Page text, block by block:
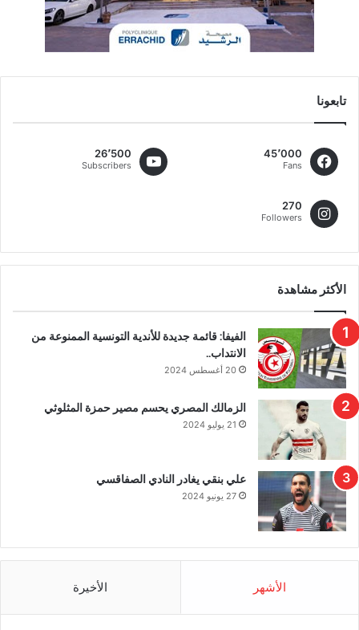
تابعونا
45٬000
Fans
26٬500
Subscribers
270
Followers
الأكثر مشاهدة
الفيفا: قائمة جديدة للأندية التونسية الممنوعة من
الانتداب..
20 أغسطس 2024
الزمالك المصري يحسم مصير حمزة المثلوثي
21 يوليو 2024
علي بنقي يغادر النادي الصفاقسي
27 يونيو 2024
الأشهر الأخيرة